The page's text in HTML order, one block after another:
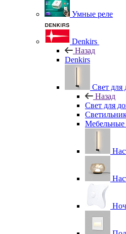
Умные реле
Denkirs
Назад
Denkirs
Свет для
Назад
Свет для
Мебельные